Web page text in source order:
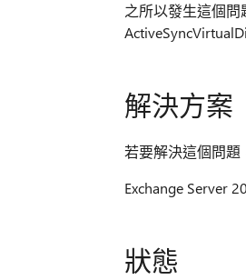
之所以發生這個問
解決方案
若要解決這個問題
Exchange Server
狀態